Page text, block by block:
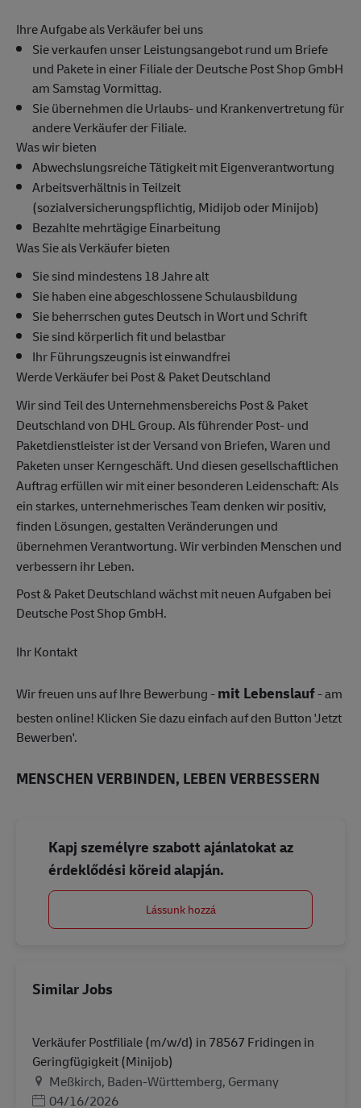
Ihre Aufgabe als Verkäufer bei uns
Sie verkaufen unser Leistungsangebot rund um Briefe
und Pakete in einer Filiale der Deutsche Post Shop GmbH
am Samstag Vormittag.
Sie übernehmen die Urlaubs- und Krankenvertretung für
andere Verkäufer der Filiale.
Was wir bieten
Abwechslungsreiche Tätigkeit mit Eigenverantwortung
Arbeitsverhältnis in Teilzeit
(sozialversicherungspflichtig, Midijob oder Minijob)
Bezahlte mehrtägige Einarbeitung
Was Sie als Verkäufer bieten
Sie sind mindestens 18 Jahre alt
Sie haben eine abgeschlossene Schulausbildung
Sie beherrschen gutes Deutsch in Wort und Schrift
Sie sind körperlich fit und belastbar
Ihr Führungszeugnis ist einwandfrei
Werde Verkäufer bei Post & Paket Deutschland
Wir sind Teil des Unternehmensbereichs Post & Paket
Deutschland von DHL Group. Als führender Post- und
Paketdienstleister ist der Versand von Briefen, Waren und
Paketen unser Kerngeschäft. Und diesen gesellschaftlichen
Auftrag erfüllen wir mit einer besonderen Leidenschaft: Als
ein starkes, unternehmerisches Team denken wir positiv,
finden Lösungen, gestalten Veränderungen und
übernehmen Verantwortung. Wir verbinden Menschen und
verbessern ihr Leben.
Post & Paket Deutschland wächst mit neuen Aufgaben bei
Deutsche Post Shop GmbH.
Ihr Kontakt
Wir freuen uns auf Ihre Bewerbung -mit Lebenslauf- am
besten online! Klicken Sie dazu einfach auf den Button 'Jetzt
Bewerben'.
MENSCHEN VERBINDEN, LEBEN VERBESSERN
Kapj személyre szabott ajánlatokat az
érdeklődési köreid alapján.
Lássunk hozzá
Similar Jobs
Verkäufer Postfiliale (m/w/d) in 78567 Fridingen in
Geringfügigkeit (Minijob)
Helyszín
Meßkirch, Baden-Württemberg, Germany
Posted Date
04/16/2026